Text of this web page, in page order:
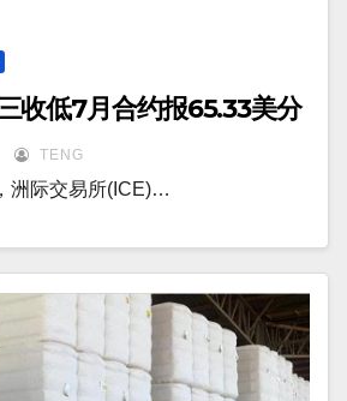
收低7月合约报65.33美分
TENG
洲际交易所(ICE)…